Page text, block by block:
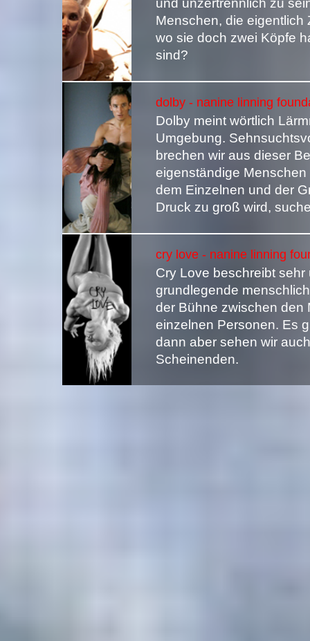
und unzertrennlich zu
Menschen, die eigentlich
wo sie doch zwei Köpfe
sind?
dolby - nanine linning
Dolby meint wörtlich
Umgebung.
brechen wir aus dieser
eigenständige
dem Einzelnen und der
Druck zu groß wird,
cry love - nanine linning
Cry Love beschreibt
grundlegende
der Bühne zwischen den
einzelnen Personen. Es
dann aber sehen wir
Scheinenden.